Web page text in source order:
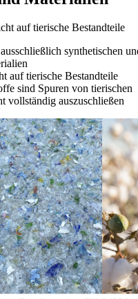
auf tierische Bestandteile
synthetischen
auf tierische Bestandteile
sind Spuren von tierischen
vollständig auszuschließen